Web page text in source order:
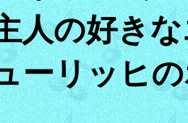
きなエ
ヒのホ